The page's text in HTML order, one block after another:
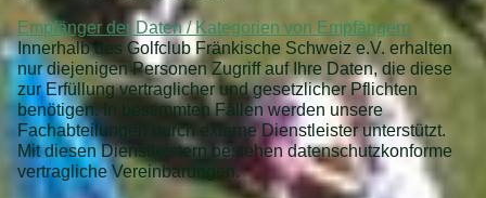
Empfänger der Daten / Kategorien von Empfängern
Innerhalb des Golfclub Fränkische Schweiz e.V. erhalten
nur diejenigen Personen Zugriff auf Ihre Daten, die diese
zur Erfüllung vertraglicher und gesetzlicher Pflichten
benötigen. In bestimmten Fällen werden unsere
Fachabteilungen durch externe Dienstleister unterstützt.
Mit diesen Dienstleistern bestehen datenschutzkonforme
vertragliche Vereinbarungen.